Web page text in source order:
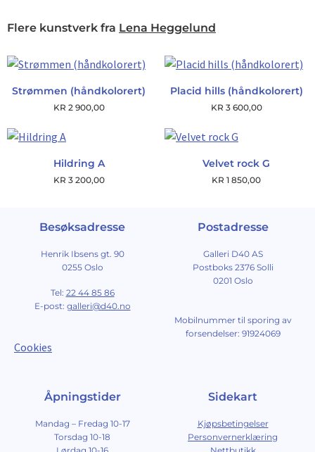
Flere kunstverk fra Lena Heggelund
Strømmen (håndkolorert)
KR 2 900,00
Placid hills (håndkolorert)
KR 3 600,00
Hildring A
KR 3 200,00
Velvet rock G
KR 1 850,00
Besøksadresse
Henrik Ibsens gt. 90
0255 Oslo
Tel: 22 44 85 86
E-post: galleri@d40.no
Cookies
Postadresse
Galleri D40 AS
Postboks 2376 Solli
0201 Oslo
Mobilnummer til sporing av
forsendelser: 91924069
Åpningstider
Mandag – Fredag 10-17
Torsdag 10-18
Sidekart
Kjøpsbetingelser
Personvernerklæring